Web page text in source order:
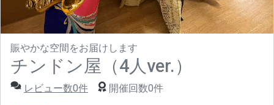
チンドン屋（4人ver.）
賑やかな空間をお届けします
レビュー数0件 開催回数0件